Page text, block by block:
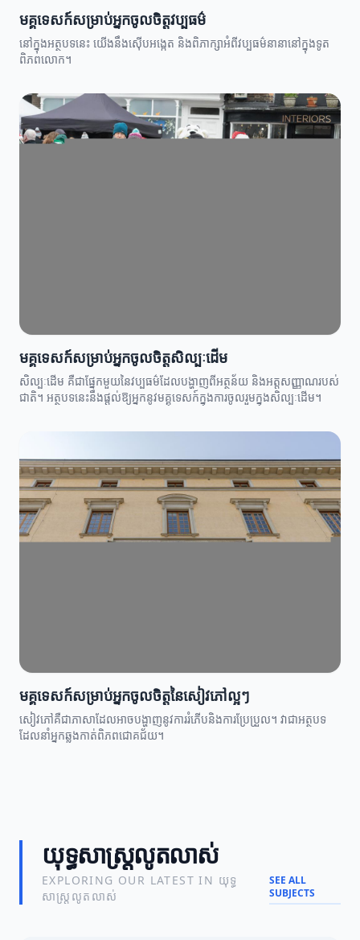
មគ្គុទេសក៍សម្រាប់អ្នកចូលចិត្តវប្បធម៌
នៅក្នុងអត្ថបទនេះ យើងនឹងស៊ើបអង្កេត និងពិភាក្សាអំពីវប្បធម៌នានានៅក្នុងទូត
ពិភពលោក។
មគ្គុទេសក៍សម្រាប់អ្នកចូលចិត្តសិល្បៈដើម
សិល្បៈដើម គឺជាផ្នែកមួយនៃវប្បធម៌ដែលបង្ហាញពីអត្ថន័យ និងអត្តសញ្ញាណរបស់
ជាតិ។ អត្ថបទនេះនឹងផ្តល់ឱ្យអ្នកនូវមគ្គុទេសក៍ក្នុងការចូលរួមក្នុងសិល្បៈដើម។
មគ្គុទេសក៍សម្រាប់អ្នកចូលចិត្តនៃសៀវភៅល្អៗ
សៀវភៅគឺជាភាសាដែលអាចបង្ហាញនូវការរំភើបនិងការប្រែប្រួល។ វាជាអត្ថបទ
ដែលនាំអ្នកឆ្លងកាត់ពិភពជោគជ័យ។
យុទ្ធសាស្ត្រលូតលាស់
EXPLORING OUR LATEST IN យុទ្ធ
សាស្ត្រលូតលាស់
SEE ALL
SUBJECTS